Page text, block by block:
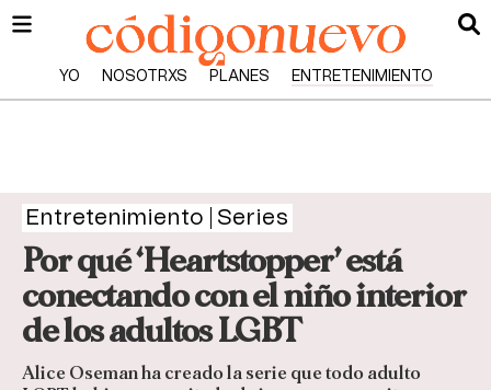
YO NOSOTRXS PLANES ENTRETENIMIENTO
Entretenimiento Series
Por qué ‘Heartstopper’ está
conectando con el niño interior
de los adultos LGBT
Alice Oseman ha creado la serie que todo adulto